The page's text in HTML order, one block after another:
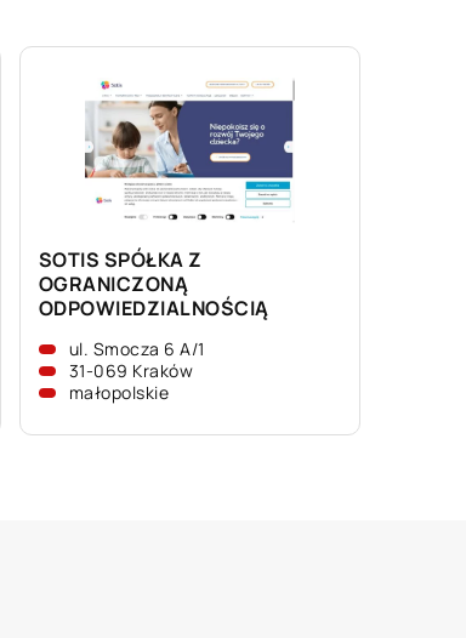
SOTIS SPÓŁKA Z
OGRANICZONĄ
ODPOWIEDZIALNOŚCIĄ
ul. Smocza 6 A/1
31-069 Kraków
małopolskie